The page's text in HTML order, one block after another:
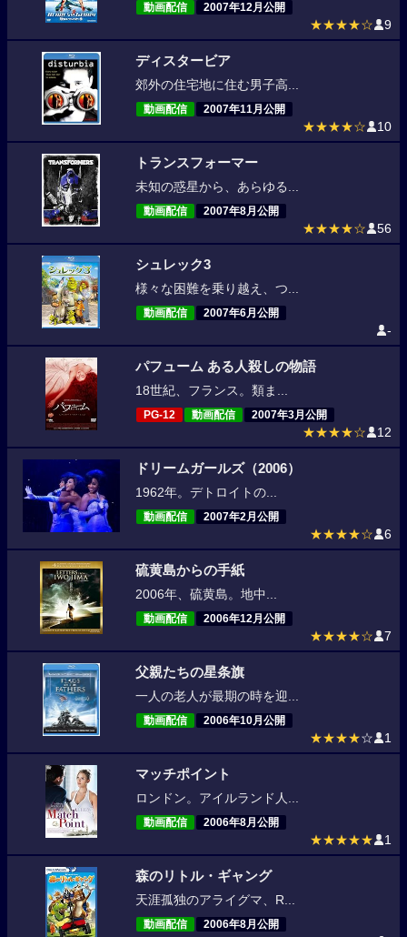
動画配信 2007年12月公開
★★★★☆ 9
ディスタービア
郊外の住宅地に住む男子高...
動画配信 2007年11月公開
★★★★☆ 10
トランスフォーマー
未知の惑星から、あらゆる...
動画配信 2007年8月公開
★★★★☆ 56
シュレック3
様々な困難を乗り越え、つ...
動画配信 2007年6月公開
-
パフューム ある人殺しの物語
18世紀、フランス。類ま...
PG-12 動画配信 2007年3月公開
★★★★☆ 12
ドリームガールズ（2006）
1962年。デトロイトの...
動画配信 2007年2月公開
★★★★☆ 6
硫黄島からの手紙
2006年、硫黄島。地中...
動画配信 2006年12月公開
★★★★☆ 7
父親たちの星条旗
一人の老人が最期の時を迎...
動画配信 2006年10月公開
★★★★☆ 1
マッチポイント
ロンドン。アイルランド人...
動画配信 2006年8月公開
★★★★★ 1
森のリトル・ギャング
天涯孤独のアライグマ、R...
動画配信 2006年8月公開